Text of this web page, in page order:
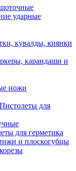
ударные
кувалды, киянки
карандаши и
ножи
Пистолеты для
для герметика
и плоскогубцы